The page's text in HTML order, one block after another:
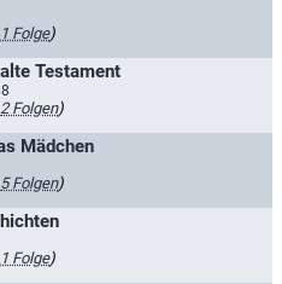
1 Folge)
Testament
2 Folgen)
Mädchen
5 Folgen)
1 Folge)